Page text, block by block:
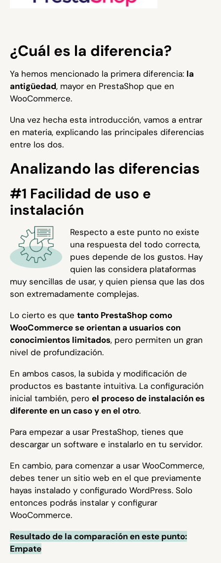
¿Cuál es la diferencia?
Ya hemos mencionado la primera diferencia: la
antigüedad, mayor en PrestaShop que en
WooCommerce.
Una vez hecha esta introducción, vamos a entrar
en materia, explicando las principales diferencias
entre los dos.
Analizando las diferencias
#1 Facilidad de uso e
instalación
Respecto a este punto no existe
una respuesta del todo correcta,
pues depende de los gustos. Hay
quien las considera plataformas
muy sencillas de usar, y quien piensa que las dos
son extremadamente complejas.
Lo cierto es que tanto PrestaShop como
WooCommerce se orientan a usuarios con
conocimientos limitados, pero permiten un gran
nivel de profundización.
En ambos casos, la subida y modificación de
productos es bastante intuitiva. La configuración
inicial también, pero el proceso de instalación es
diferente en un caso y en el otro.
Para empezar a usar PrestaShop, tienes que
descargar un software e instalarlo en tu servidor.
En cambio, para comenzar a usar WooCommerce,
debes tener un sitio web en el que previamente
hayas instalado y configurado WordPress. Solo
entonces podrás instalar y configurar
WooCommerce.
Resultado de la comparación en este punto:
Empate